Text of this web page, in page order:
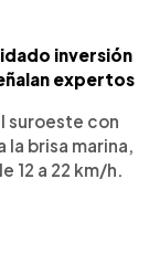
inversión
expertos
suroeste con
la brisa marina,
12 a 22 km/h.